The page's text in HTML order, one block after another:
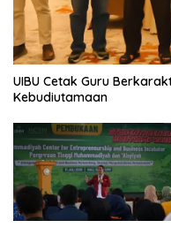
UIBU Cetak Guru
Kebudiutamaan